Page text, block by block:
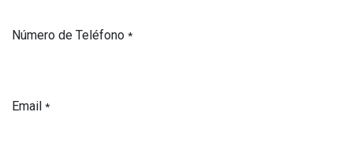
Número de Teléfono *
Email *